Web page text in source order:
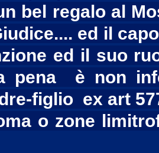
bel regalo al
ed il
ed il suo
pena è non
figlio ex art
o zone